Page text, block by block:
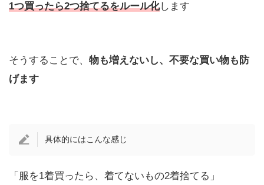
1つ買ったら2つ捨てるをルール化します
そうすることで、 物も増えないし、不要な買い物も防
げます
具体的にはこんな感じ
「服を1着買ったら、着てないもの2着捨てる」